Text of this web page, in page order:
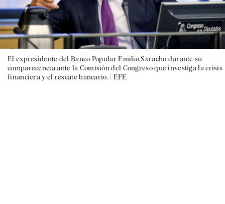
El expresidente del Banco Popular Emilio Saracho durante su
comparecencia ante la Comisión del Congreso que investiga la crisis
financiera y el rescate bancario. | EFE